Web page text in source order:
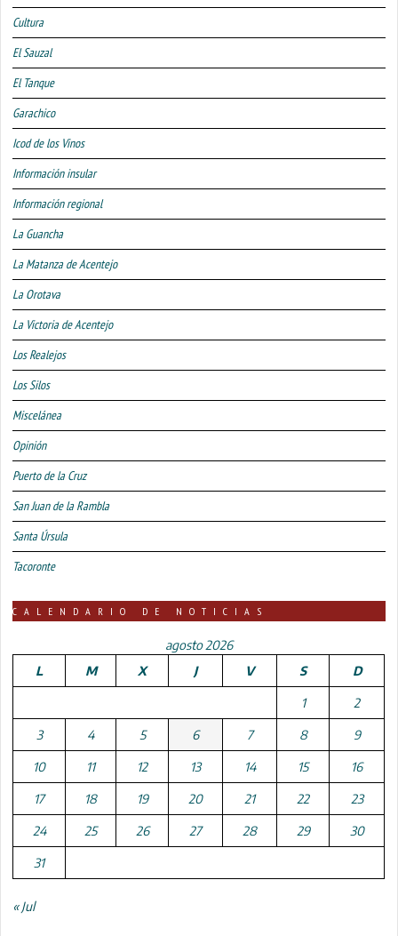
Cultura
El Sauzal
El Tanque
Garachico
Icod de los Vinos
Información insular
Información regional
La Guancha
La Matanza de Acentejo
La Orotava
La Victoria de Acentejo
Los Realejos
Los Silos
Miscelánea
Opinión
Puerto de la Cruz
San Juan de la Rambla
Santa Úrsula
Tacoronte
CALENDARIO DE NOTICIAS
agosto 2026
L
M X J V S D
1 2
3 4 5 6 7 8 9
10 11 12 13 14 15 16
17 18 19 20 21 22 23
24 25 26 27 28 29 30
31
« Jul